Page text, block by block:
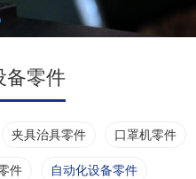
备零件
夹具治具零件 口罩机零件
件 自动化设备零件